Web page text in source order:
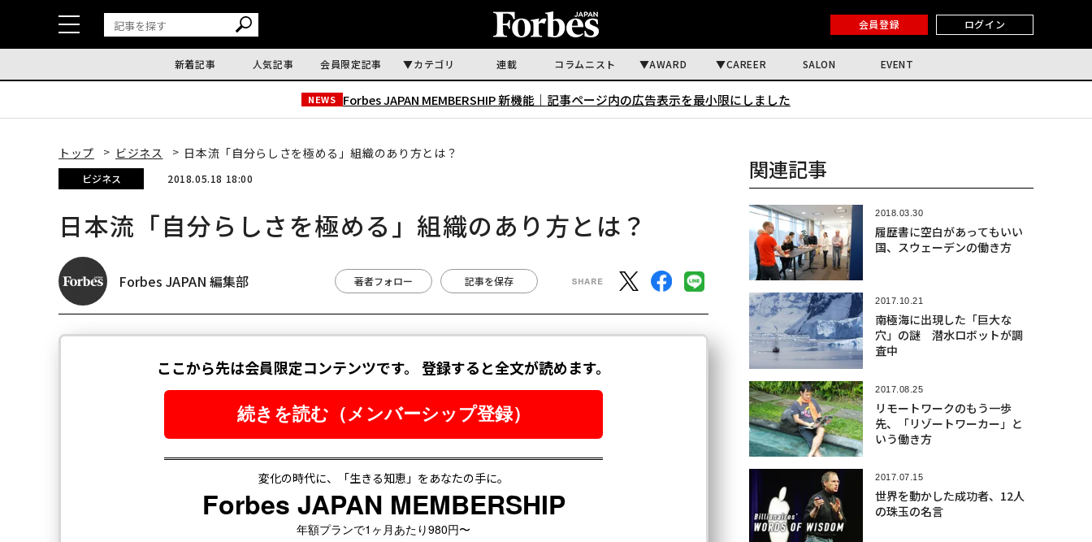
会員登録 ログイン
新着記事 人気記事 会員限定記事 カテゴリ 連載 コラムニスト AWARD CAREER SALON EVENT
NEWS Forbes JAPAN MEMBERSHIP 新機能｜ 記事ページ内の広告表示を最小限にしました
トップ ビジネス 日本流「自分らしさを極める」組織のあり方とは？
ビジネス 2018.05.18 18:00
日本流「自分らしさを極める」組織のあり方とは？
Forbes JAPAN 編集部 著者フォロー 記事を保存
関連記事
2018.03.30
履歴書に空白があってもいい
国、スウェーデンの働き方
2017.10.21
南極海に出現した「巨大な
穴」の謎 潜水ロボットが調
査中
2017.08.25
リモートワークのもう一歩
先、「リゾートワーカー」と
いう働き方
2017.07.15
世界を動かした成功者、12人
の珠玉の名言